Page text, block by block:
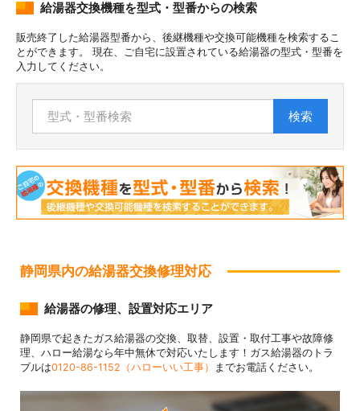
給湯器交換機種を型式・型番からの検索
販売終了した給湯器型番から、後継機種や交換可能機種を検索するこ
とができます。 現在、ご自宅に設置されている給湯器の型式・型番を
入力してください。
検索
静岡県内の給湯器交換修理対応
給湯器の修理、設置対応エリア
静岡県で起きたガス給湯器の交換、取替、設置・取付工事や故障修
理、ハロー給湯なら年中無休で対応いたします！ガス給湯器のトラ
ブルは0120-86-1152（ハローいい工事） までお電話ください。